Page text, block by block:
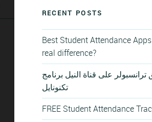
RECENT POSTS
Best Student Attendance
real difference?
ترانسبولر على قناة النيل برنامج
تكنونايل
FREE Student Attendance